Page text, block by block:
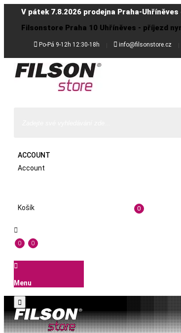
V pátek 7.8.2026 prodejna Praha-
Filsonstore Praha 10 Uhříněves - příjezd
 Po-Pá 9-12h 12:30-18h  info@filsonstore.cz
ACCOUNT
Account
Košík 0

0 0

Menu
